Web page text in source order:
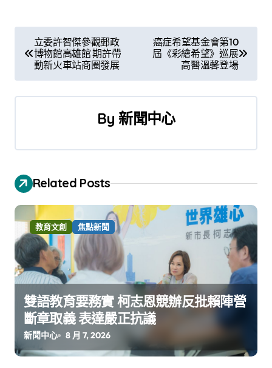
章
導
立委許智傑參觀郵政
博物館高雄館 期許帶
動新火車站商圈發展
癌症希望基金會第10
屆《彩繪希望》巡展
高醫溫馨登場
By 新聞中心
Related Posts
教育文創 焦點新聞
雙語教育要務實 柯志恩競辦反批賴陣營
斷章取義 表達嚴正抗議
新聞中心 8 月 7, 2026